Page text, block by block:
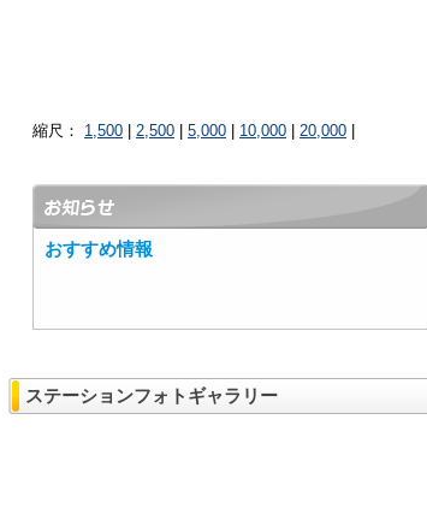
縮尺： 1,500 2,500 5,000 10,000 20,000
おすすめ情報
ステーションフォトギャラリー